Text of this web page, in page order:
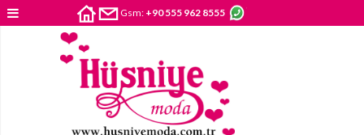
Gsm: +90 555 962 8555